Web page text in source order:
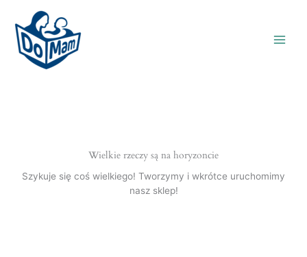
Wielkie rzeczy są na horyzoncie
Szykuje się coś wielkiego! Tworzymy i wkrótce uruchomimy
nasz sklep!